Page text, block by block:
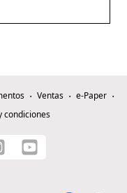
Ventas
e-Paper
condiciones